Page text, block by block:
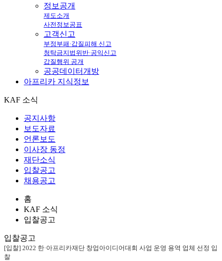
정보공개
제도소개
사전정보공표
고객신고
부정부패·갑질피해 신고
청탁금지법위반·공익신고
갑질행위 공개
공공데이터개방
아프리카 지식정보
KAF 소식
공지사항
보도자료
언론보도
이사장 동정
재단소식
입찰공고
채용공고
홈
KAF 소식
입찰공고
입찰공고
[입찰] 2022 한·아프리카재단 창업아이디어대회 사업 운영 용역 업체 선정 입
찰